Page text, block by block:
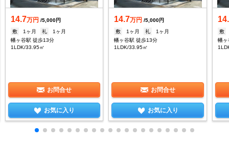
14.7万円 /5,000円
敷
1ヶ月 礼
1ヶ月
幡ヶ谷駅 徒歩13分
1LDK/33.95㎡
お問合せ
お気に入り
14.7万円 /5,000円
敷
1ヶ月 礼
1ヶ月
幡ヶ谷駅 徒歩13分
1LDK/33.95㎡
お問合せ
お気に入り
敷
幡